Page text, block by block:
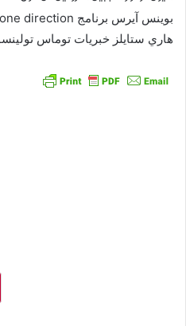
هاري ستايلز خبريات توماس